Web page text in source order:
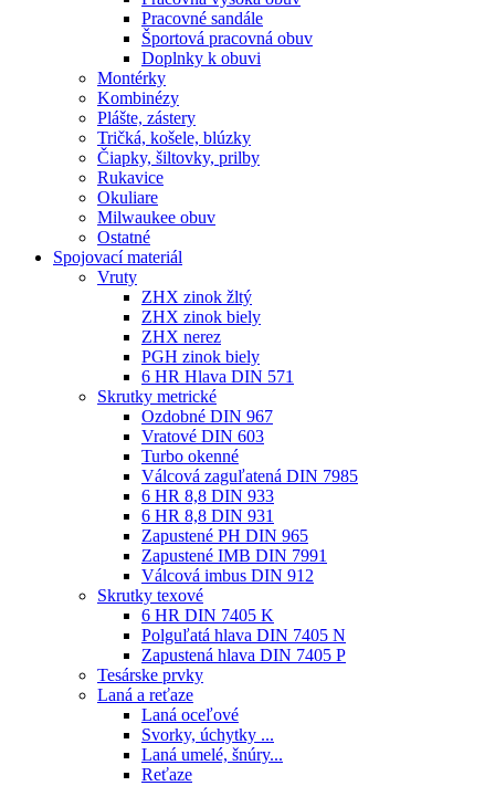
Pracovné sandále
Športová pracovná obuv
Doplnky k obuvi
Montérky
Kombinézy
Plášte, zástery
Tričká, košele, blúzky
Čiapky, šiltovky, prilby
Rukavice
Okuliare
Milwaukee obuv
Ostatné
Spojovacímateriál
Vruty
ZHX zinok žltý
ZHX zinok biely
ZHX nerez
PGH zinok biely
6 HR Hlava DIN 571
Skrutky metrické
Ozdobné DIN 967
Vratové DIN 603
Turbo okenné
Válcová zaguľatená DIN 7985
6 HR 8,8 DIN 933
6 HR 8,8 DIN 931
Zapustené PH DIN 965
Zapustené IMB DIN 7991
Válcová imbus DIN 912
Skrutky texové
6 HR DIN 7405 K
Polguľatá hlava DIN 7405 N
Zapustená hlava DIN 7405 P
Tesárske prvky
Laná a reťaze
Laná oceľové
Svorky, úchytky ...
Laná umelé, šnúry...
Reťaze